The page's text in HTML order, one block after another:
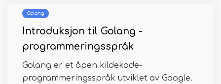
Golang
Introduksjon til Golang -
programmeringsspråk
Golang er et åpen kildekode-
programmeringsspråk utviklet av Google.